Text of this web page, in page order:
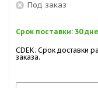
Под заказ
Срок поставки: 30
CDEK: Срок доставки
заказа.